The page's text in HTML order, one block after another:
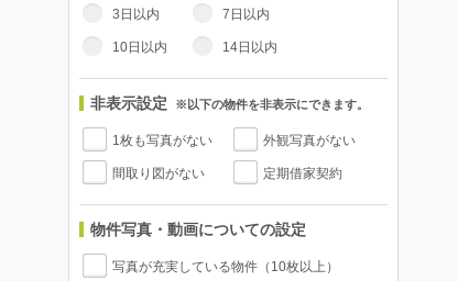
3日以内 7日以内
10日以内 14日以内
非表示設定 ※以下の物件を非表示にできます。
1枚も写真がない 外観写真がない
間取り図がない 定期借家契約
物件写真・動画についての設定
写真が充実している物件（10枚以上）